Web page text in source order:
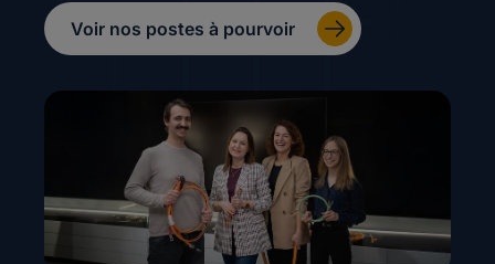
Voir nos postes à pourvoir